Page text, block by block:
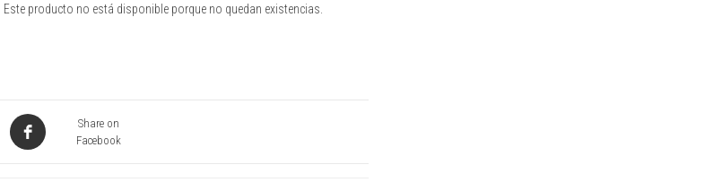
Este producto no está disponible porque no quedan existencias.
Share on
Facebook